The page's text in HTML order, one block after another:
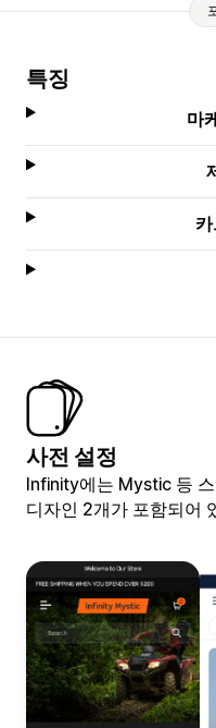
특징
마
사전 설정
Infinity에는 Mystic 등
디자인 2개가 포함되어